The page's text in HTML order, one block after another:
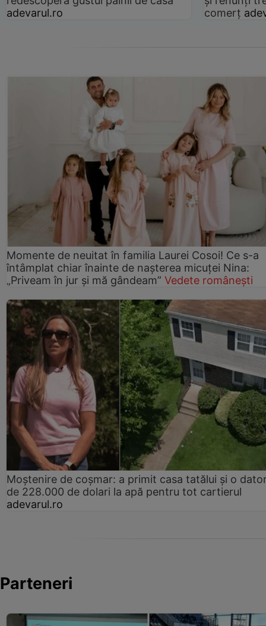
adevarul.ro
comerț
Momente de neuitat în familia Laurei Cosoi! Ce s-a
întâmplat chiar înainte de nașterea micuței Nina:
„Priveam în jur și mă gândeam” Vedete românești
Moștenire de coșmar: a primit casa tatălui și o
de 228.000 de dolari la apă pentru tot cartierul
adevarul.ro
Parteneri